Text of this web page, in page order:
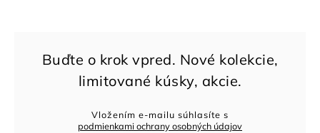
Vložením e-mailu súhlasíte s
podmienkami ochrany osobných údajov